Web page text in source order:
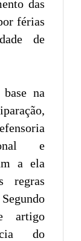
das
férias
de
na
e
a ela
regras
artigo
do